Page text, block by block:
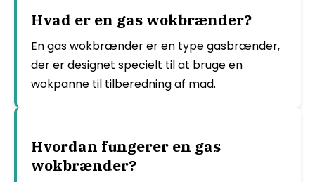
Hvad er en gas wokbrænder?
En gas wokbrænder er en type gasbrænder,
der er designet specielt til at bruge en
wokpanne til tilberedning af mad.
Hvordan fungerer en gas
wokbrænder?